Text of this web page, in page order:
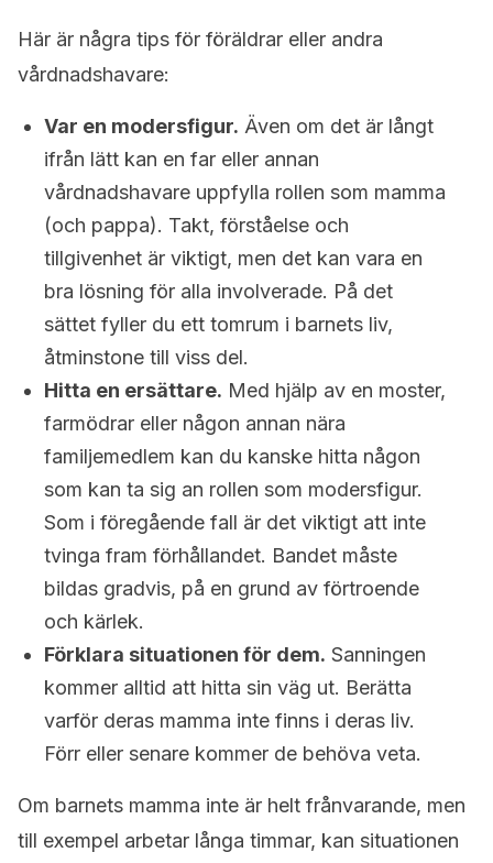
Här är några tips för föräldrar eller andra
vårdnadshavare:
Var en modersfigur. Även om det är långt
ifrån lätt kan en far eller annan
vårdnadshavare uppfylla rollen som mamma
(och pappa). Takt, förståelse och
tillgivenhet är viktigt, men det kan vara en
bra lösning för alla involverade. På det
sättet fyller du ett tomrum i barnets liv,
åtminstone till viss del.
Hitta en ersättare. Med hjälp av en moster,
farmödrar eller någon annan nära
familjemedlem kan du kanske hitta någon
som kan ta sig an rollen som modersfigur.
Som i föregående fall är det viktigt att inte
tvinga fram förhållandet. Bandet måste
bildas gradvis, på en grund av förtroende
och kärlek.
Förklara situationen för dem. Sanningen
kommer alltid att hitta sin väg ut. Berätta
varför deras mamma inte finns i deras liv.
Förr eller senare kommer de behöva veta.
Om barnets mamma inte är helt frånvarande, men
till exempel arbetar långa timmar, kan situationen